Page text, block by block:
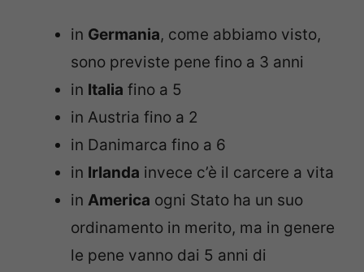
in Germania, come abbiamo visto,
sono previste pene fino a 3 anni
in Italia fino a 5
in Austria fino a 2
in Danimarca fino a 6
in Irlanda invece c’è il carcere a vita
in America ogni Stato ha un suo
ordinamento in merito, ma in genere
le pene vanno dai 5 anni di